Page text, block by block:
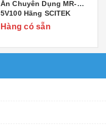
Ăn Chuyên Dụng MR-
5V100 Hãng SCITEK
Hàng có sẵn